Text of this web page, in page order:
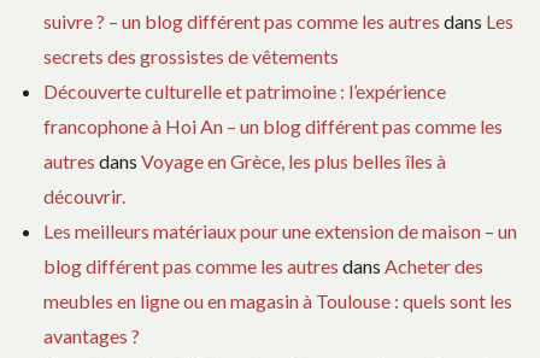
suivre ? – un blog différent pas comme les autres dans Les
secrets des grossistes de vêtements
Découverte culturelle et patrimoine : l’expérience
francophone à Hoi An – un blog différent pas comme les
autres dans Voyage en Grèce, les plus belles îles à
découvrir.
Les meilleurs matériaux pour une extension de maison – un
blog différent pas comme les autres dans Acheter des
meubles en ligne ou en magasin à Toulouse : quels sont les
avantages ?